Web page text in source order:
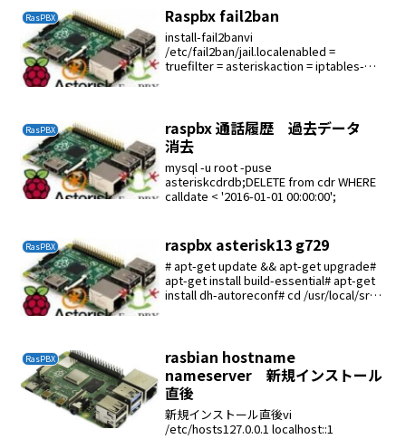
RasPBX Raspbx fail2ban
install-fail2banvi
/etc/fail2ban/jail.localenabled =
truefilter = asteriskaction = iptables-
RasPBX
raspbx 通話履歴 過去データ
消去
mysql -u root -puse
asteriskcdrdb;DELETE from cdr WHERE
calldate < '2016-01-01 00:00:00';
RasPBX raspbx asterisk13 g729
# apt-get update && apt-get upgrade#
apt-get install build-essential# apt-get
install dh-autoreconf# cd /usr/local/src#
RasPBX
rasbian hostname
nameserver 新規インストール
直後
新規インストール直後vi
/etc/hosts127.0.0.1 localhost::1